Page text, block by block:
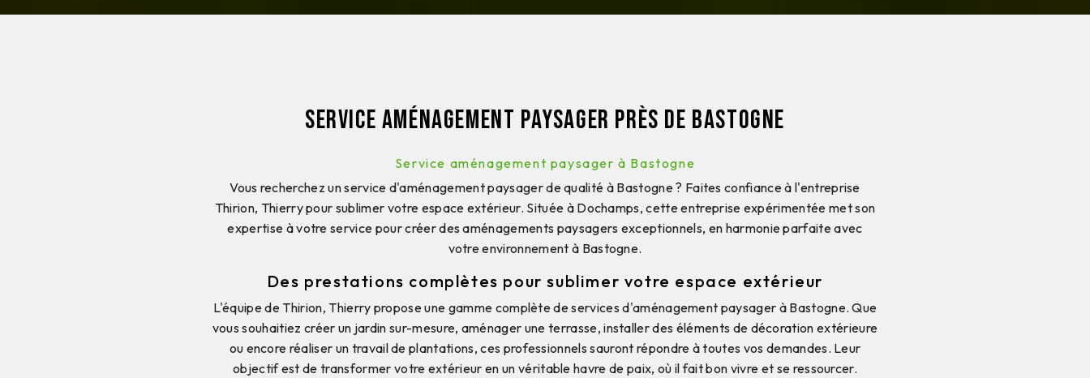
Service aménagement paysager près de Bastogne
Service aménagement paysager à Bastogne
Vous recherchez un service d'aménagement paysager de qualité à Bastogne ? Faites confiance à l'entreprise
Thirion, Thierry pour sublimer votre espace extérieur. Située à Dochamps, cette entreprise expérimentée met son
expertise à votre service pour créer des aménagements paysagers exceptionnels, en harmonie parfaite avec
votre environnement à Bastogne.
Des prestations complètes pour sublimer votre espace extérieur
L'équipe de Thirion, Thierry propose une gamme complète de services d'aménagement paysager à Bastogne. Que
vous souhaitiez créer un jardin sur-mesure, aménager une terrasse, installer des éléments de décoration extérieure
ou encore réaliser un travail de plantations, ces professionnels sauront répondre à toutes vos demandes. Leur
objectif est de transformer votre extérieur en un véritable havre de paix, où il fait bon vivre et se ressourcer.